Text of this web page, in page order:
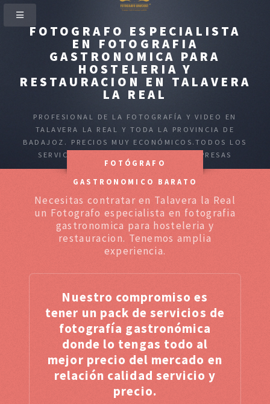
FOTOGRAFO ESPECIALISTA
EN FOTOGRAFIA
GASTRONOMICA PARA
HOSTELERIA Y
RESTAURACION EN TALAVERA
LA REAL
PROFESIONAL DE LA FOTOGRAFÍA Y VIDEO EN
TALAVERA LA REAL Y TODA LA PROVINCIA DE
BADAJOZ. PRECIOS MUY ECONÓMICOS.TODOS LOS
SERVICIOS PARA PARTICULARES Y EMPRESAS
FOTÓGRAFO
GASTRONOMICO BARATO
Necesitas contratar en Talavera la Real
un Fotografo especialista en fotografia
gastronomica para hosteleria y
restauracion. Tenemos amplia
experiencia.
Nuestro compromiso es
tener un pack de servicios de
fotografía gastronómica
donde lo tengas todo al
mejor precio del mercado en
relación calidad servicio y
precio.